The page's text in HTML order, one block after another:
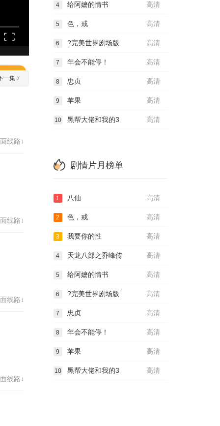
一集
线路↓
线路↓
线路↓
线路↓
高清
4 给阿嬷的情书
高清
5 色，戒
高清
6 ?完美世界剧场版
高清
7 年会不能停！
高清
8 忠贞
高清
9 苹果
高清
10 黑帮大佬和我的3
剧情片月榜单
高清
1 八仙
高清
2 色，戒
高清
3 我要你的性
高清
4 天龙八部之乔峰传
高清
5 给阿嬷的情书
高清
6 ?完美世界剧场版
高清
7 忠贞
高清
8 年会不能停！
高清
9 苹果
高清
10 黑帮大佬和我的3